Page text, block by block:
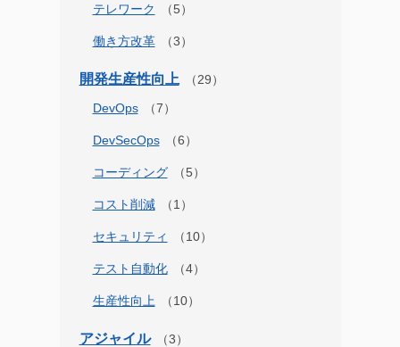
テレワーク
働き方改革
開発生産性向上
DevOps
DevSecOps
コーディング
コスト削減
セキュリティ
テスト自動化
生産性向上
アジャイル